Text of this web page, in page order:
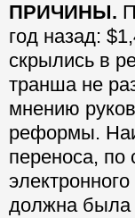
ПРИЧИНЫ.
год назад:
скрылись в
транша не
мнению
реформы.
переноса, по
должна была